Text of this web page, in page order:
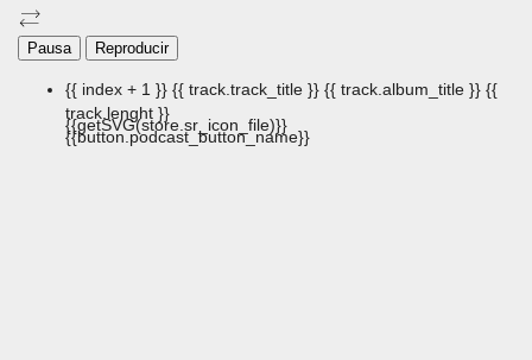
Pausa Reproducir
{{ index + 1 }} {{ track.track_title }} {{ track.album_title }} {{
track.lenght }}
{{getSVG(store.sr_icon_file)}}
{{button.podcast_button_name}}